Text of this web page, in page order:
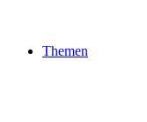
Themen